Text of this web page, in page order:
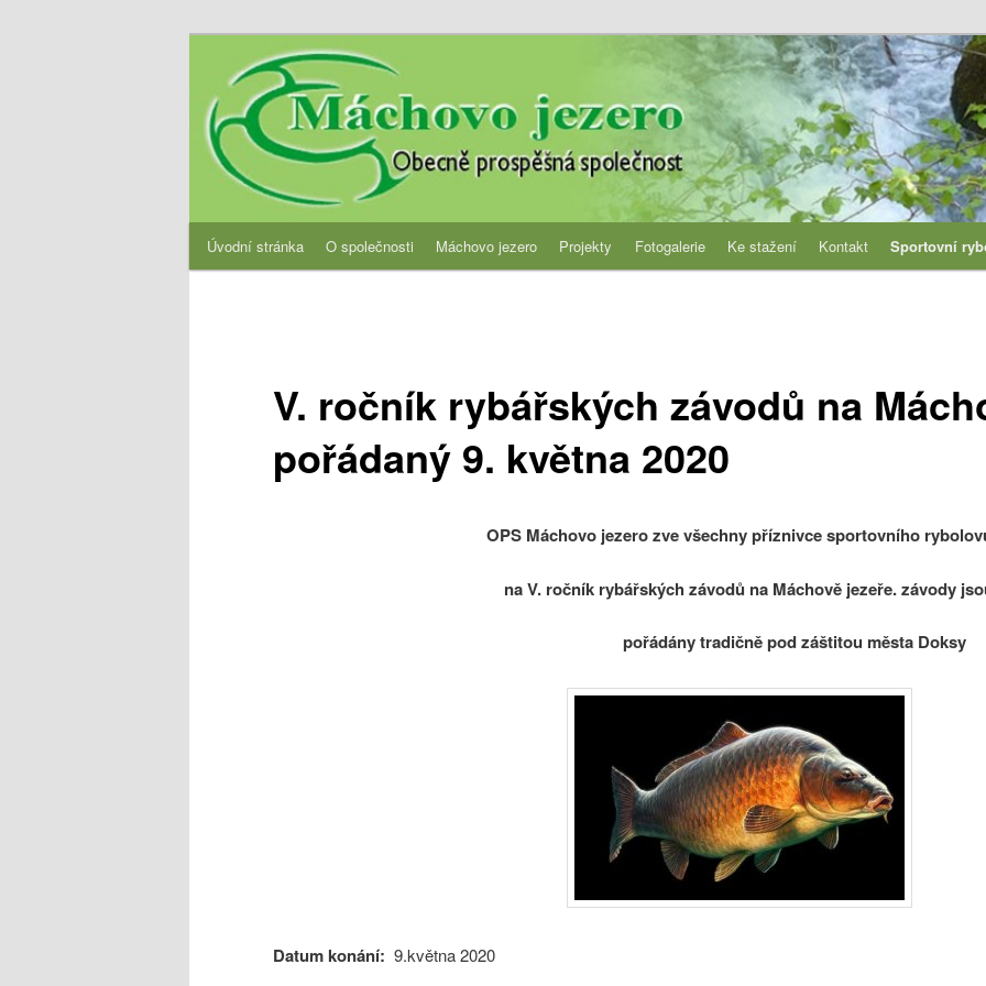
OPS Máchovo jezero
Obecně prospěšná společnost
Hlavní
Úvodní stránka O společnosti Máchovo jezero Projekty Fotogalerie Ke stažení Kontakt Sportovní
V. ročník rybářských závodů na
pořádaný 9. května 2020
OPS Máchovo jezero zve všechny příznivce sportovního
na V. ročník rybářských závodů na Máchově jezeře. závody
pořádány tradičně pod záštitou města Doksy
Datum konání: 9.května 2020